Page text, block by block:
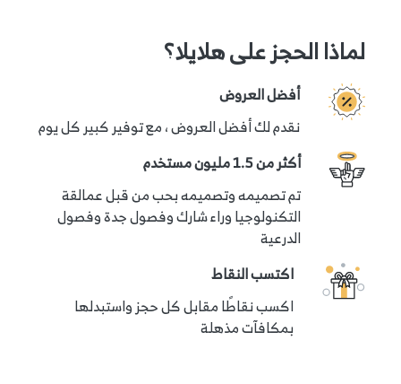
لماذا الحجز على هلايلا؟
أفضل العروض
نقدم لك أفضل العروض ، مع توفير كبير كل يوم
أكثر من 1.5 مليون مستخدم
تم تصميمه وتصميمه بحب من قبل عمالقة
التكنولوجيا وراء شارك وفصول جدة وفصول
الدرعية
اكتسب النقاط
اكسب نقاطًا مقابل كل حجز واستبدلها
بمكافآت مذهلة